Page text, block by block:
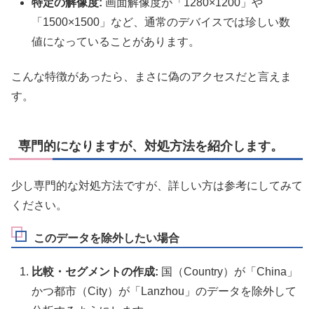
特定の解像度: 画面解像度が「1280×1200」や
「1500×1500」など、通常のデバイスでは珍しい数
値になっていることがあります。
こんな特徴があったら、まさに偽のアクセスだと言えま
す。
専門的になりますが、対処方法を紹介します。
少し専門的な対処方法ですが、詳しい方は参考にしてみて
ください。
このデータを除外したい場合
比較・セグメントの作成: 国（Country）が「China」
かつ都市（City）が「Lanzhou」のデータを除外して